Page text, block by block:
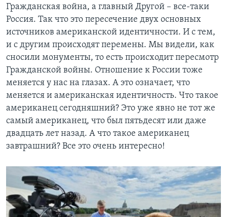
Гражданская война, а главный Другой – все-таки
Россия. Так что это пересечение двух основных
источников американской идентичности. И с тем,
и с другим происходят перемены. Мы видели, как
сносили монументы, то есть происходит пересмотр
Гражданской войны. Отношение к России тоже
меняется у нас на глазах. А это означает, что
меняется и американская идентичность. Что такое
американец сегодняшний? Это уже явно не тот же
самый американец, что был пятьдесят или даже
двадцать лет назад. А что такое американец
завтрашний? Все это очень интересно!